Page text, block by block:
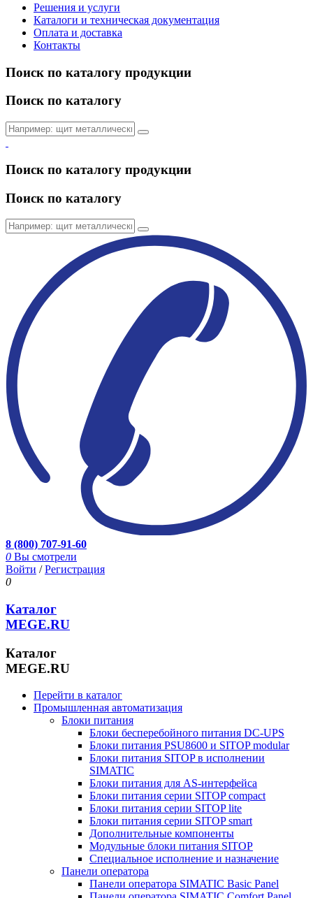
Решения и услуги
Каталоги и техническая документация
Оплата и доставка
Контакты
Поиск по каталогу продукции
Поиск по каталогу
Поиск по каталогу продукции
Поиск по каталогу
8 (800) 707-91-60
0 Вы смотрели
Войти /Регистрация
0
Каталог
MEGE.RU
Каталог
MEGE.RU
Перейти в каталог
Промышленная автоматизация
Блоки питания
Блоки бесперебойного питания DC-UPS
Блоки питания PSU8600 и SITOP modular
Блоки питания SITOP в исполнении
SIMATIC
Блоки питания для AS-интерфейса
Блоки питания серии SITOP compact
Блоки питания серии SITOP lite
Блоки питания серии SITOP smart
Дополнительные компоненты
Модульные блоки питания SITOP
Специальное исполнение и назначение
Панели оператора
Панели оператора SIMATIC Basic Panel